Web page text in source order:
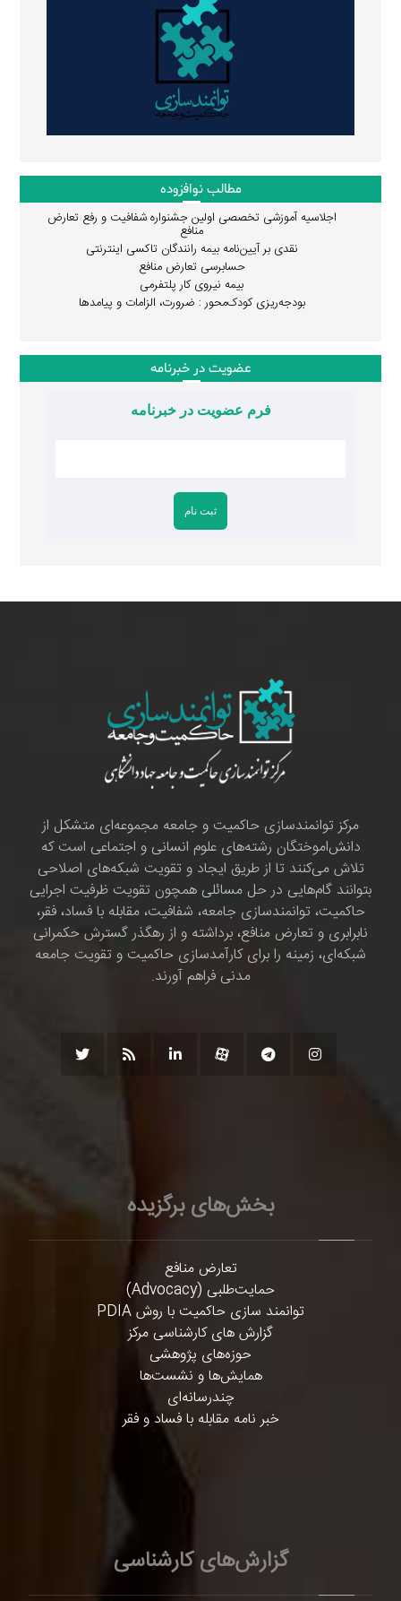
مطالب نوافزوده
اجلاسیه آموزشی تخصصی اولین جشنواره شفافیت و رفع تعارض
منافع
نقدی بر آیین‌نامه بیمه رانندگان تاکسی اینترنتی
حسابرسی تعارض منافع
بیمه نیروی کار پلتفرمی
بودجه‌ریزی کودک‌محور : ضرورت، الزامات و پیامدها
عضویت در خبرنامه
فرم عضویت در خبرنامه
مرکز توانمندسازی حاکمیت و جامعه مجموعه‌ای متشکل از
دانش‌اموختگان رشته‌های علوم انسانی و اجتماعی است که
تلاش می‌کنند تا از طریق ایجاد و تقویت شبکه‌های اصلاحی
بتوانند گام‌هایی در حل مسائلی همچون تقویت ظرفیت اجرایی
حاکمیت، توانمندسازی جامعه، شفافیت، مقابله با فساد، فقر،
نابرابری و تعارض منافع، برداشته و از رهگذر گسترش حکمرانی
شبکه‌ای، زمینه را برای کارآمدسازی حاکمیت و تقویت جامعه
مدنی فراهم آورند.
بخش‌های برگزیده
تعارض منافع
حمایت‌طلبی (Advocacy)
توانمند سازی حاکمیت با روش PDIA
گزارش های کارشناسی مرکز
حوزه‌های پژوهشی
همایش‌ها و نشست‌ها
چندرسانه‌ای
خبر نامه مقابله با فساد و فقر
گزارش‌های کارشناسی